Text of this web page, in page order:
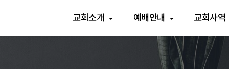
교회소개 예배안내 교회사역